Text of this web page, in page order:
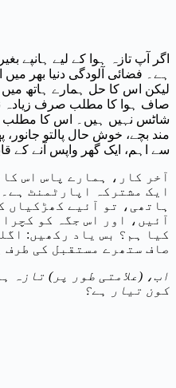
اگر آپ تازہ ہوا کے لیے ہانپے
ہے۔ فضائی آلودگی دنیا بھر میں
لیکن اس کا حل ہمارے ہاتھ میں
صاف ہوا کا مطلب صرف زیادہ
مند بچے، خوش حال پالتو جانور،
سے اہم، ایک گھر واپس آنے کے
آخر کار، ہمارے پاس اس
ایک مشترکہ اپارٹمنٹ
ہاتھی، تو آئیے کھڑکیاں
آئیں، اور اس جگہ کو
کیا ہم؟ بس یاد رکھیں:
صاف ستھرے مستقبل کی طرف
اب، (علامتی طور پر) تازہ
کون تیار ہے؟